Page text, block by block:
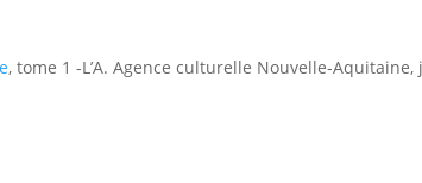
, tome 1 -L’A. Agence culturelle Nouvelle-Aquitaine,